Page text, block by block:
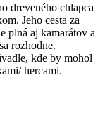
dreveného chlapca
Jeho cesta za
plná aj kamarátov a
rozhodne.
kde by mohol
hercami.